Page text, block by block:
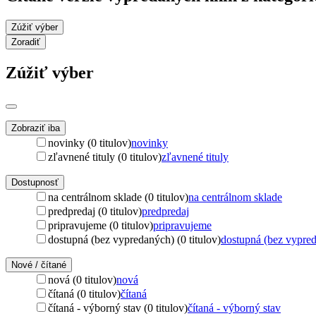
Zúžiť výber
Zoradiť
Zúžiť výber
Zobraziť iba
novinky (0 titulov)novinky
zľavnené tituly (0 titulov)zľavnené tituly
Dostupnosť
na centrálnom sklade (0 titulov)na centrálnom sklade
predpredaj (0 titulov)predpredaj
pripravujeme (0 titulov)pripravujeme
dostupná (bez vypredaných) (0 titulov)dostupná (bez
Nové / čítané
nová (0 titulov)nová
čítaná (0 titulov)čítaná
čítaná - výborný stav (0 titulov)čítaná - výborný stav